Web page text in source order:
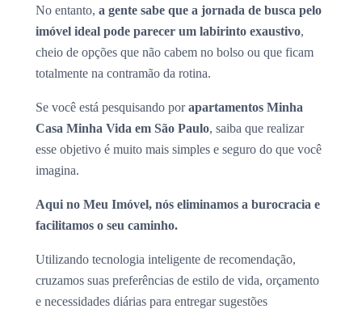
No entanto, a gente sabe que a jornada de busca pelo
imóvel ideal pode parecer um labirinto exaustivo,
cheio de opções que não cabem no bolso ou que ficam
totalmente na contramão da rotina.
Se você está pesquisando porapartamentos Minha
Casa Minha Vida em São Paulo, saiba que realizar
esse objetivo é muito mais simples e seguro do que você
imagina.
Aqui no Meu Imóvel, nós eliminamos a burocracia e
facilitamos o seu caminho.
Utilizando tecnologia inteligente de recomendação,
cruzamos suas preferências de estilo de vida, orçamento
e necessidades diárias para entregar sugestões